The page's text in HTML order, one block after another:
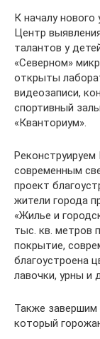
К началу нового
Центр
талантов у
«Северном»
открыты
видеозаписи,
спортивный
«Кванториум».
современным
проект
жители города
«Жилье и
тыс. кв. метров
покрытие,
благоустроена
лавочки, урны и
Также завершим
который